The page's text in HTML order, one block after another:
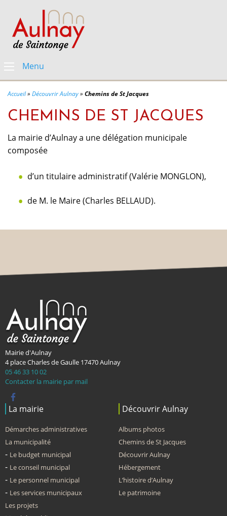
Menu
Accueil» Découvrir Aulnay» Chemins de St Jacques
CHEMINS DE ST JACQUES
La mairie d’Aulnay a une délégation municipale
composée
d’un titulaire administratif (Valérie MONGLON),
de M. le Maire (Charles BELLAUD).
Mairie d'Aulnay
4 place Charles de Gaulle 17470Aulnay
05 46 33 10 02
Contacter la mairie par mail
La mairie
Démarches administratives
La municipalité
Le budget municipal
Le conseil municipal
Le personnel municipal
Les services municipaux
Les projets
Découvrir Aulnay
Albums photos
Chemins de St Jacques
Découvrir Aulnay
Hébergement
L’histoire d’Aulnay
Le patrimoine